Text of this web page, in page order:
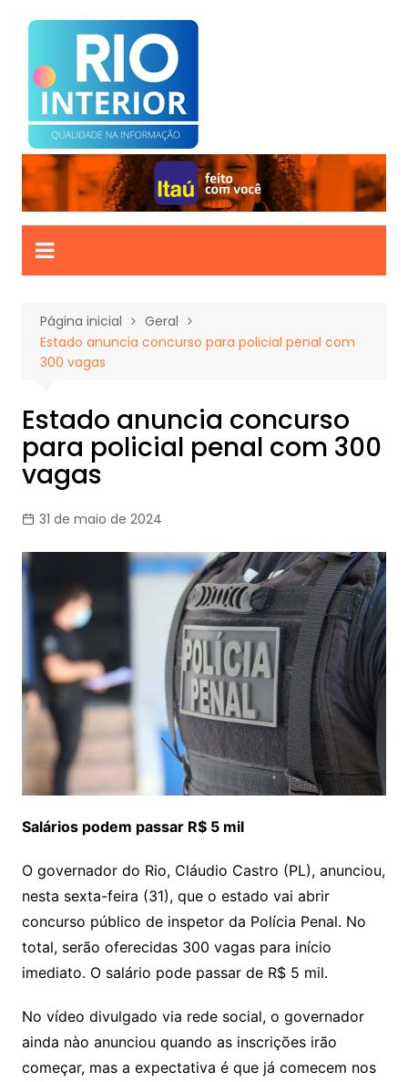
para
conteúdo
Página inicial
Geral
Estado anuncia concurso para policial penal com
300 vagas
Estado anuncia concurso
para policial penal com 300
vagas
31 de maio de 2024
Salários podem passar R$ 5 mil
O governador do Rio, Cláudio Castro (PL), anunciou,
nesta sexta-feira (31), que o estado vai abrir
concurso público de inspetor da Polícia Penal. No
total, serão oferecidas 300 vagas para início
imediato. O salário pode passar de R$ 5 mil.
No vídeo divulgado via rede social, o governador
ainda nào anunciou quando as inscrições irão
começar, mas a expectativa é que já comecem nos